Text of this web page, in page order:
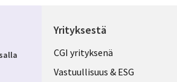
Yrityksestä
Useful
links
CGI yrityksenä
Vastuullisuus & ESG